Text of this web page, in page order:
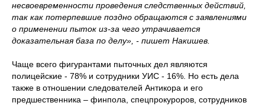
несвоевременности проведения следственных действий,
так как потерпевшие поздно обращаются с заявлениями
о применении пыток из-за чего утрачивается
доказательная база по делу», - пишет Накишев.
Чаще всего фигурантами пыточных дел являются
полицейские - 78% и сотрудники УИС - 16%. Но есть дела
также в отношении следователей Антикора и его
предшественника – финпола, спецпрокуроров, сотрудников